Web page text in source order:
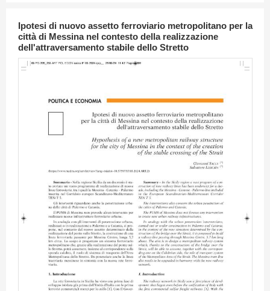
Ipotesi di nuovo assetto ferroviario metropolitano per la
città di Messina nel contesto della realizzazione
dell'attraversamento stabile dello Stretto